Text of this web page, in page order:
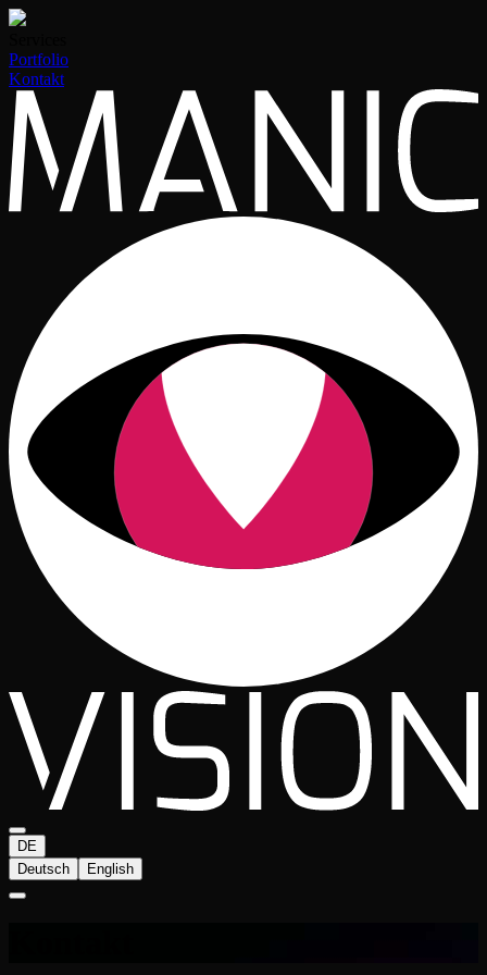
Portfolio
Kontakt
DE
Deutsch
English